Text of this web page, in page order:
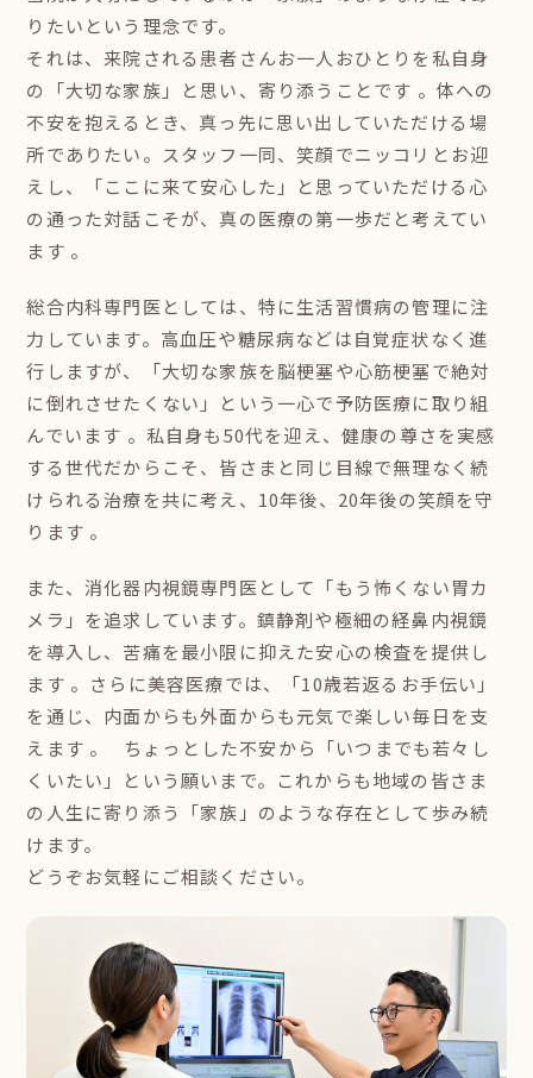
りたいという理念です。
それは、来院される患者さんお一人おひとりを私自身
の「大切な家族」と思い、寄り添うことです 。体への
不安を抱えるとき、真っ先に思い出していただける場
所でありたい。スタッフ一同、笑顔でニッコリとお迎
えし、「ここに来て安心した」と思っていただける心
の通った対話こそが、真の医療の第一歩だと考えてい
ます 。
総合内科専門医としては、特に生活習慣病の管理に注
力しています。高血圧や糖尿病などは自覚症状なく進
行しますが、「大切な家族を脳梗塞や心筋梗塞で絶対
に倒れさせたくない」という一心で予防医療に取り組
んでいます 。私自身も50代を迎え、健康の尊さを実感
する世代だからこそ、皆さまと同じ目線で無理なく続
けられる治療を共に考え、10年後、20年後の笑顔を守
ります 。
また、消化器内視鏡専門医として「もう怖くない胃カ
メラ」を追求しています。鎮静剤や極細の経鼻内視鏡
を導入し、苦痛を最小限に抑えた安心の検査を提供し
ます 。さらに美容医療では、「10歳若返るお手伝い」
を通じ、内面からも外面からも元気で楽しい毎日を支
えます 。 ちょっとした不安から「いつまでも若々し
くいたい」という願いまで。これからも地域の皆さま
の人生に寄り添う「家族」のような存在として歩み続
けます。
どうぞお気軽にご相談ください。